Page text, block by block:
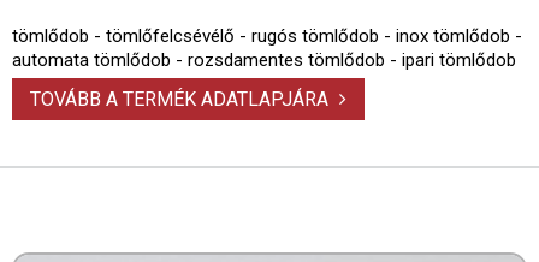
tömlődob - tömlőfelcsévélő - rugós tömlődob - inox tömlődob -
automata tömlődob - rozsdamentes tömlődob - ipari tömlődob
TOVÁBB A TERMÉK ADATLAPJÁRA